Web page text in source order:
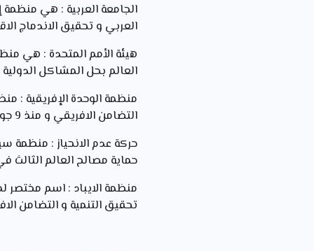
العربي و تحقيق الاندماج
العالم بحل المشاكل
التضامن الافريقي و منذ 9 جويلية 2002 تحولت المنظمة الى تسمية الاتحاد الافريقي .
حماية مصالح العالم الثالث
تحقيق التنمية و التضامن